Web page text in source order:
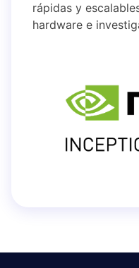
rápidas y
hardware e